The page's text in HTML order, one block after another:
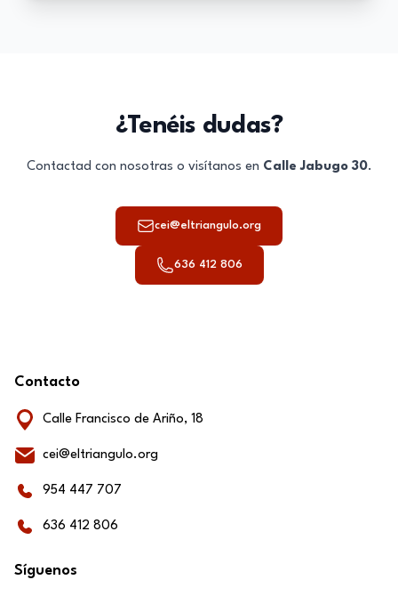
¿Tenéis dudas?
Contactad con nosotras o visítanos en Calle Jabugo 30.
cei@eltriangulo.org
636 412 806
Contacto
Calle Francisco de Ariño, 18
cei@eltriangulo.org
954 447 707
636 412 806
Síguenos